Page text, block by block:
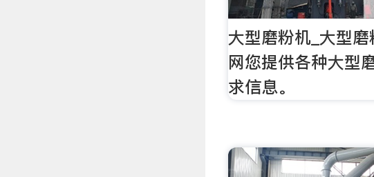
大型磨粉机_大型
网您提供各种大型
求信息。